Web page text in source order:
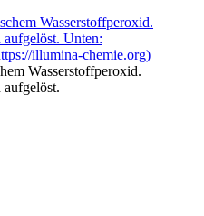
Wasserstoffperoxid.
aufgelöst.